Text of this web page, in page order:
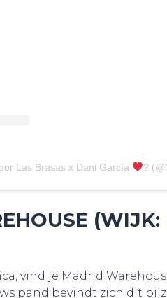
Las Brasas x Dani García ‍?
(WIJK:
vind je Madrid
pand bevindt zich dit